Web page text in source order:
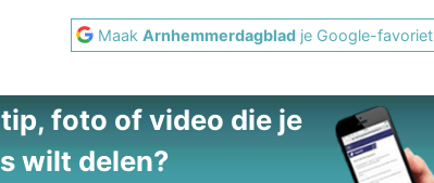
MaakArnhemmerdagblad je Google-favoriet
foto of video die je
wilt delen?